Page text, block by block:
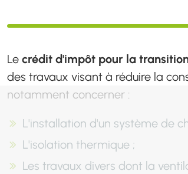
Le crédit d'impôt pour la
des travaux visant à réduire la
notamment concerner :
L'installation d'un système de
L'isolation thermique ;
Les travaux divers dont la